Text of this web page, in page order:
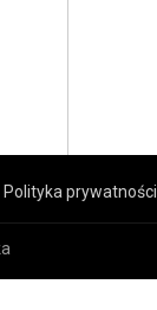
Polityka prywatności